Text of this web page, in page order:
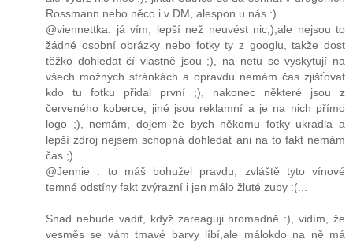
Rossmann nebo něco i v DM, alespon u nás :)
@viennettka: já vím, lepší než neuvést nic;),ale nejsou to
žádné osobní obrázky nebo fotky ty z googlu, takže dost
těžko dohledat čí vlastně jsou ;), na netu se vyskytují na
všech možných stránkách a opravdu nemám čas zjišťovat
kdo tu fotku přidal první ;), nakonec některé jsou z
červeného koberce, jiné jsou reklamní a je na nich přímo
logo ;), nemám, dojem že bych někomu fotky ukradla a
lepší zdroj nejsem schopná dohledat ani na to fakt nemám
čas ;)
@Jennie : to máš bohužel pravdu, zvláště tyto vínové
temné odstíny fakt zvýrazní i jen málo žluté zuby :(...
Snad nebude vadit, když zareaguji hromadně :), vidím, že
vesměs se vám tmavé barvy líbí,ale málokdo na ně má